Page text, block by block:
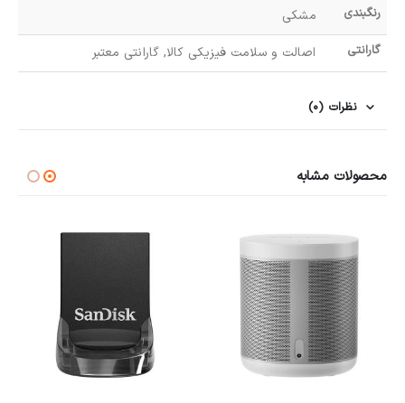
رنگبندی
مشکی
گارانتی اصالت و سلامت فیزیکی کالا, گارانتی معتبر
نظرات (0)
محصولات مشابه